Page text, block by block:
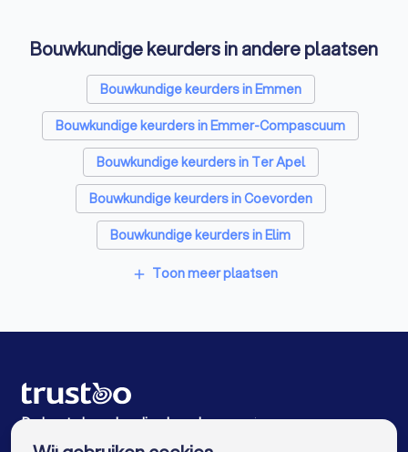
Opslagruimtes in Klazienaveen
Metselaars in Klazienaveen
Bouwkundige keurders in andere plaatsen
Bouwkundige keurders in Emmen
Bouwkundige keurders in Emmer-Compascuum
Bouwkundige keurders in Ter Apel
Bouwkundige keurders in Coevorden
Bouwkundige keurders in Elim
Bouwkundige keurders in Stadskanaal
Bouwkundige keurders in Langeveen
Bouwkundige keurders in Beilen
add Toon meer plaatsen
De beste bouwkundige keurders voor jou